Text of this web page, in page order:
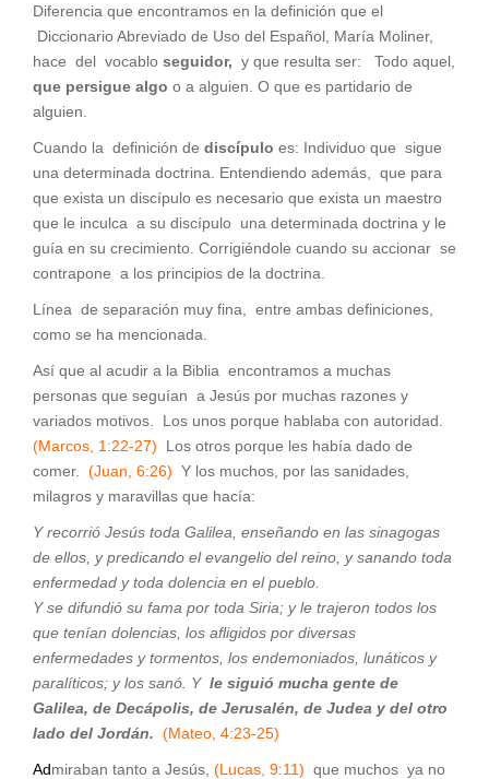
Diferencia que encontramos en la definición que el
Diccionario Abreviado de Uso del Español, María Moliner,
hace del vocablo seguidor, y que resulta ser: Todo aquel,
que persigue algo o a alguien. O que es partidario de
alguien.
Cuando la definición de discípulo es: Individuo que sigue
una determinada doctrina. Entendiendo además, que para
que exista un discípulo es necesario que exista un maestro
que le inculca a su discípulo una determinada doctrina y le
guía en su crecimiento. Corrigiéndole cuando su accionar se
contrapone a los principios de la doctrina.
Línea de separación muy fina, entre ambas definiciones,
como se ha mencionada.
Así que al acudir a la Biblia encontramos a muchas
personas que seguían a Jesús por muchas razones y
variados motivos. Los unos porque hablaba con autoridad.
(Marcos, 1:22-27) Los otros porque les había dado de
comer.
(Juan, 6:26) Y los muchos, por las sanidades,
milagros y maravillas que hacía:
Y recorrió Jesús toda Galilea, enseñando en las sinagogas
de ellos, y predicando el evangelio del reino, y sanando toda
enfermedad y toda dolencia en el pueblo.
Y se difundió su fama por toda Siria; y le trajeron todos los
que tenían dolencias, los afligidos por diversas
enfermedades y tormentos, los endemoniados, lunáticos y
paralíticos; y los sanó. Y le siguió mucha gente de
Galilea, de Decápolis, de Jerusalén, de Judea y del otro
lado del Jordán. (Mateo, 4:23-25)
Admiraban tanto a Jesús, (Lucas, 9:11) que muchos ya no